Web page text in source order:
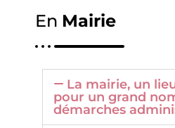
En Mairie
La mairie, un
pour un grand
démarches